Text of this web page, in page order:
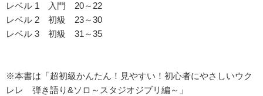
レベル 1 入門 20～22
レベル 2 初級 23～30
レベル 3 初級 31～35
※本書は「超初級かんたん！見やすい！初心者にやさしいウク
レレ 弾き語り&ソロ～スタジオジブリ編～」